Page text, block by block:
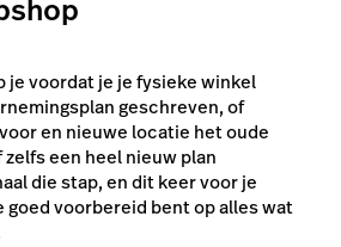
je voordat je je fysieke winkel
geschreven, of
en nieuwe locatie het oude
een heel nieuw plan
die stap, en dit keer voor je
goed voorbereid bent op alles wat